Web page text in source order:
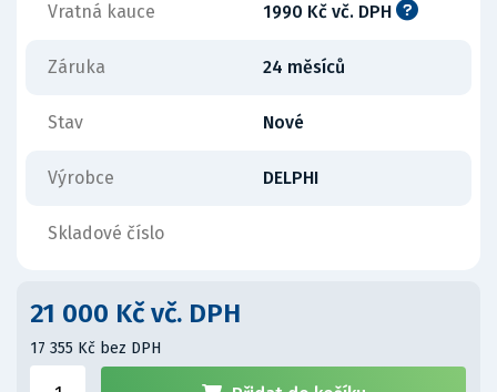
Vratná kauce 1990 Kč vč. DPH
Záruka 24 měsíců
Stav Nové
Výrobce DELPHI
Skladové číslo
21 000 Kč vč. DPH
17 355 Kč bez DPH